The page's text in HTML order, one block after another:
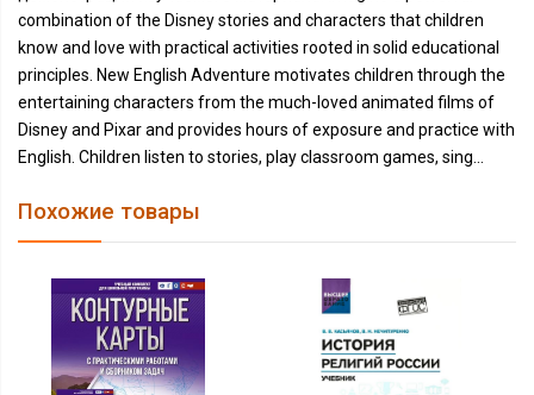
combination of the Disney stories and characters that children
know and love with practical activities rooted in solid educational
principles. New English Adventure motivates children through the
entertaining characters from the much-loved animated films of
Disney and Pixar and provides hours of exposure and practice with
English. Children listen to stories, play classroom games, sing...
Похожие товары